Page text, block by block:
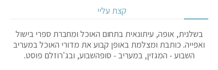
קצת עליי
בשלנית, אופה, עיתונאית בתחום האוכל ומחברת ספרי בישול
ואפייה. כותבת ומצלמת באופן קבוע את מדורי האוכל במעריב
השבוע - המגזין, במעריב - סופהשבוע, ובג'רוזלם פוסט.